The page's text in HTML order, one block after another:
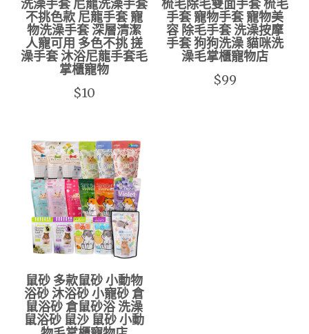
洗澡手套 尼龍洗澡手套
不挑色款 尼龍手套 寵
物洗澡手套 深層清潔
人寵可用 多色不挑 搓
澡手套 沐浴尼龍手套毛
掌櫃寵物
$10
梳毛除毛雙面手套 梳毛
手套 寵物手套 寵物美
容 除毛手套 洗澡按摩
手套 狗狗洗澡 貓咪洗
澡毛掌櫃寵物店
$99
鼠砂 多款鼠砂 小動物
浴砂 沐浴砂 小寵砂 倉
鼠浴砂 倉鼠砂浴 洗澡
鼠浴砂 鼠沙 鼠砂 小動